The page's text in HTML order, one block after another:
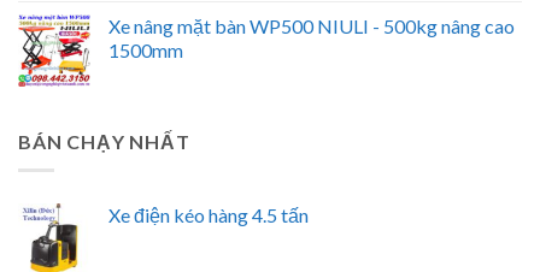
Xe nâng mặt bàn WP500 NIULI - 500kg nâng cao
1500mm
BÁN CHẠY NHẤT
Xe điện kéo hàng 4.5 tấn